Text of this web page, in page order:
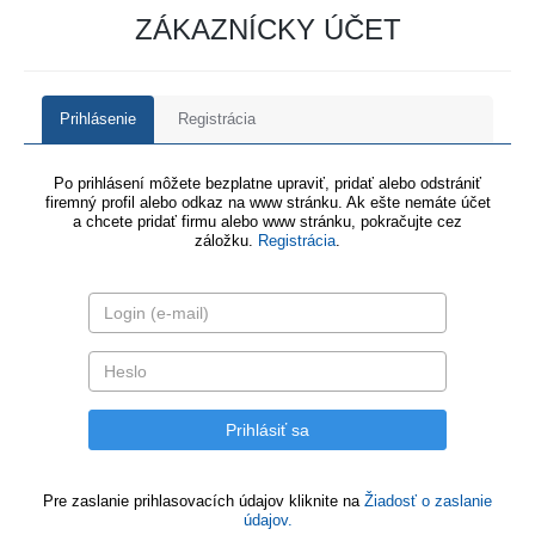
ZÁKAZNÍCKY ÚČET
Prihlásenie Registrácia
Po prihlásení môžete bezplatne upraviť, pridať alebo odstrániť
firemný profil alebo odkaz na www stránku. Ak ešte nemáte účet
a chcete pridať firmu alebo www stránku, pokračujte cez
záložku. Registrácia.
Pre zaslanie prihlasovacích údajov kliknite na Žiadosť o zaslanie
údajov.